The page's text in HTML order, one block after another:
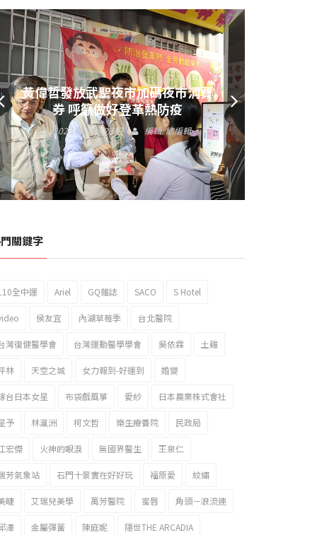
黃偉哲發放武聖夜市加碼夜市消費
券 呼籲做好登革熱防疫
2023 年 9 月 23 日 編輯:總編輯
關鍵字
全中運 Ariel GQ雜誌 SACO S Hotel
侯友宜 內湖草莓季 台北醫院
灣復健醫學會 台灣運動醫學學會 吳依霖 土雞
林 天空之城 女力報到-好運到 婚變
台日本女星 布袋戲風箏 愛紗 日本農業株式會社
予 林瀛洲 柯文哲 樂生療養院 民政局
宏傑 火神的眼淚 無國界醫生 王泉仁
芳氣象站 石門十景實在好好玩 福原愛 紋繡
睫 艾瑞兒美學 萬芳醫院 蜜唇 角頭－浪流連
澤 金屬彈簧 陳庭妮 隱世THE ARCADIA